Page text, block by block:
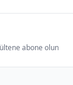
abone olun